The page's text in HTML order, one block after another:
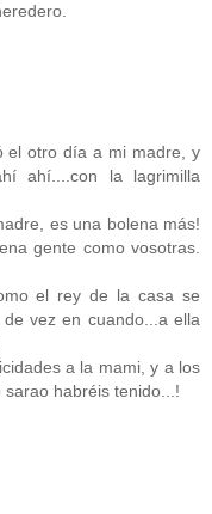
el otro día a mi madre, y
ahí....con la lagrimilla
es una bolena más!
gente como vosotras.
el rey de la casa se
vez en cuando...a ella
a la mami, y a los
habréis tenido...!